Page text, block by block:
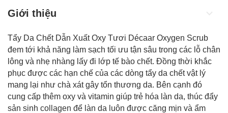
Giới thiệu
Tẩy Da Chết Dẫn Xuất Oxy Tươi Décaar Oxygen Scrub
đem tới khả năng làm sạch tối ưu tận sâu trong các lỗ chân
lông và nhẹ nhàng lấy đi lớp tế bào chết. Đồng thời khắc
phục được các hạn chế của các dòng tẩy da chết vật lý
mang lại như chà xát gây tổn thương da. Bên cạnh đó
cung cấp thêm oxy và vitamin giúp trẻ hóa làn da, thúc đẩy
sản sinh collagen để làn da luôn được căng mịn và ẩm